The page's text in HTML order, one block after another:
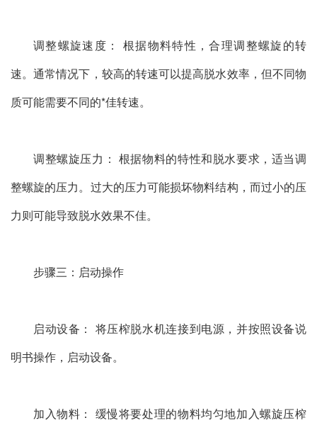
调整螺旋速度： 根据物料特性，合理调整螺旋的转
速。通常情况下，较高的转速可以提高脱水效率，但不同物
质可能需要不同的*佳转速。
调整螺旋压力： 根据物料的特性和脱水要求，适当调
整螺旋的压力。过大的压力可能损坏物料结构，而过小的压
力则可能导致脱水效果不佳。
步骤三：启动操作
启动设备： 将压榨脱水机连接到电源，并按照设备说
明书操作，启动设备。
加入物料： 缓慢将要处理的物料均匀地加入螺旋压榨